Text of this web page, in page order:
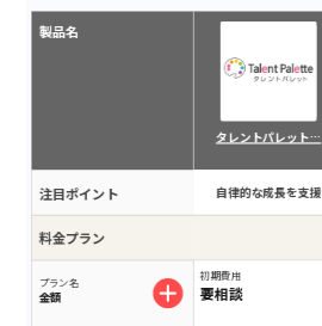
製品名
注目ポイント
料金プラン
プラン名
金額
タレントパレット…
自律的な成長を支援
初期費用
要相談